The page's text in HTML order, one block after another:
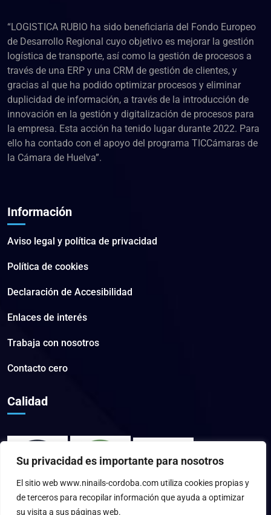
Su privacidad es importante para nosotros
El sitio web www.ninails-cordoba.com utiliza cookies propias y
de terceros para recopilar información que ayuda a optimizar
su visita a sus páginas web.
“LOGISTICA RUBIO ha sido beneficiaria del Fondo Europeo
de Desarrollo Regional cuyo objetivo es mejorar la gestión
logística de transporte, así como la gestión de procesos a
través de una ERP y una CRM de gestión de clientes, y
gracias al que ha podido optimizar procesos y eliminar
duplicidad de información, a través de la introducción de
innovación en la gestión y digitalización de procesos para
la empresa. Esta acción ha tenido lugar durante 2022. Para
ello ha contado con el apoyo del programa TICCámaras de
la Cámara de Huelva”.
Información
Aviso legal y política de privacidad
Política de cookies
Declaración de Accesibilidad
Enlaces de interés
Trabaja con nosotros
Contacto cero
Calidad